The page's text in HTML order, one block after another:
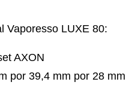
Vaporesso LUXE 80:
AXON
por 39,4 mm por 28 mm